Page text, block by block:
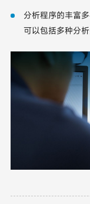
分析程序的丰富
可以包括多种分析